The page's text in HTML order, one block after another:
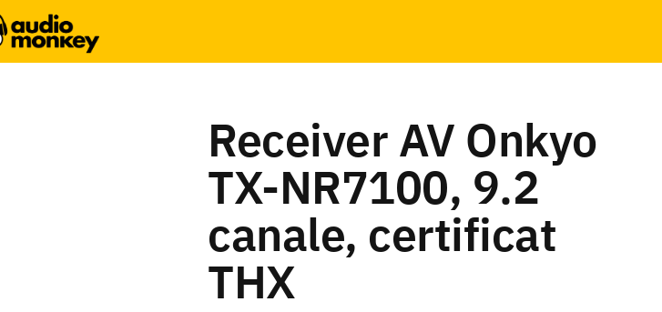
Receiver AV Onkyo
TX-NR7100, 9.2
canale, certificat
THX